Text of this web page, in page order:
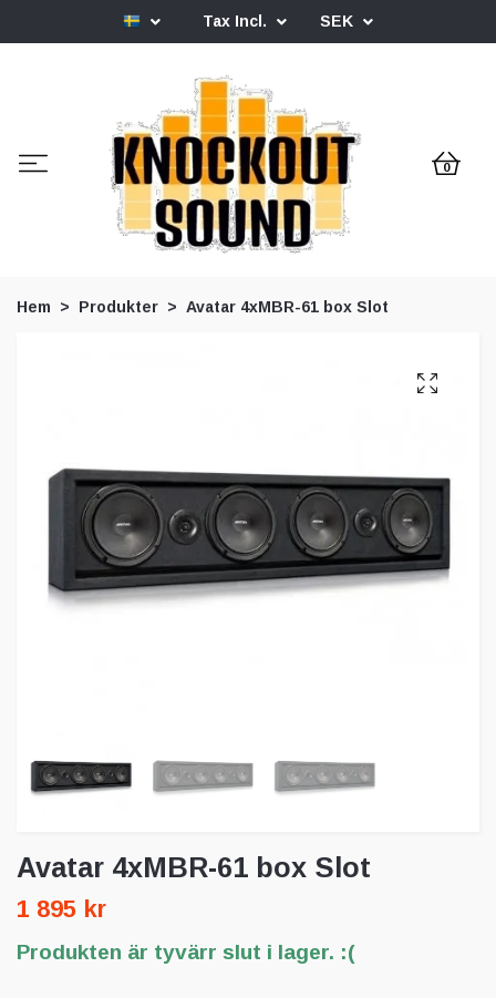
Tax Incl. SEK
0
Hem Produkter Avatar 4xMBR-61 box Slot
Avatar 4xMBR-61 box Slot
1 895 kr
Produkten är tyvärr slut i lager. :(